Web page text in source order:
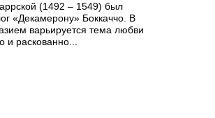
(1492 – 1549) был
«Декамерону» Боккаччо. В
варьируется тема любви
и раскованно...